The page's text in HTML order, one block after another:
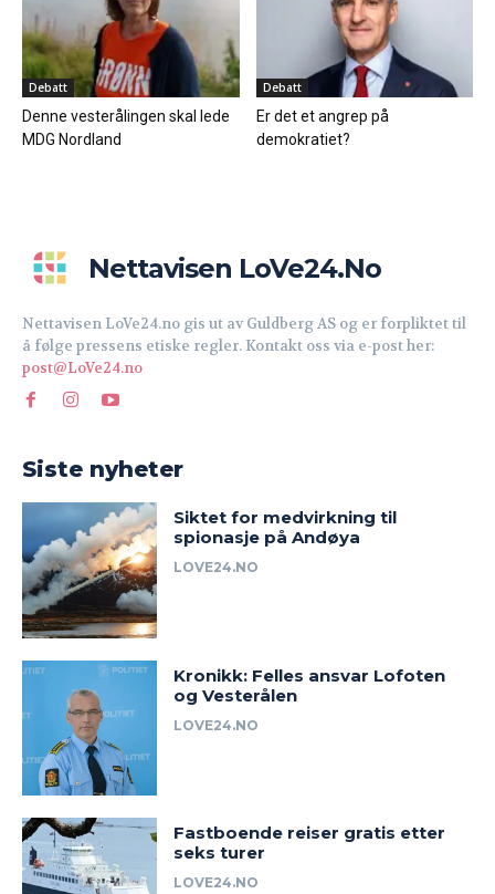
Debatt
Denne vesterålingen skal lede
MDG Nordland
Debatt
Er det et angrep på
demokratiet?
Nettavisen LoVe24.no
Nettavisen LoVe24.no gis ut av Guldberg AS og er forpliktet til
å følge pressens etiske regler. Kontakt oss via e-post her:
post@LoVe24.no
Siste nyheter
Siktet for medvirkning til
spionasje på Andøya
LOVE24.NO
Kronikk: Felles ansvar Lofoten
og Vesterålen
LOVE24.NO
Fastboende reiser gratis etter
seks turer
LOVE24.NO